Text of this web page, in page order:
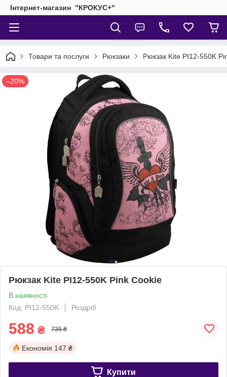
Інтернет-магазин "КРОКУС+"
Товари та послуги Рюкзаки Рюкзак Kite PI12-550K
–20%
Рюкзак Kite PI12-550K Pink Cookie
В наявності
Код: PI12-550K
Роздріб
588 ₴ 735 ₴
Економія 147 ₴
Купити